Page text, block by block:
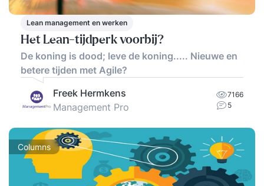
Lean management en werken
Het Lean-tijdperk voorbij?
De koning is dood; leve de koning..... Nieuwe en
betere tijden met Agile?
Freek Hermkens
Management Pro
7166
5
Columns